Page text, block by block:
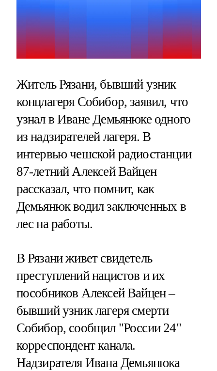
Житель Рязани, бывший узник
концлагеря Собибор, заявил, что
узнал в Иване Демьянюке одного
из надзирателей лагеря. В
интервью чешской радиостанции
87-летний Алексей Вайцен
рассказал, что помнит, как
Демьянюк водил заключенных в
лес на работы.
В Рязани живет свидетель
преступлений нацистов и их
пособников Алексей Вайцен –
бывший узник лагеря смерти
Собибор, сообщил "России 24"
корреспондент канала.
Надзирателя Ивана Демьянюка